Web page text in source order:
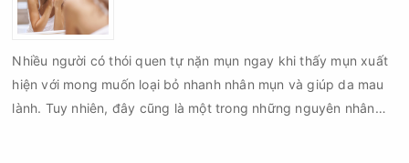
chí là sẹo rỗ. Vậy nặn mụn chuẩn y khoa là gì và một quy trình
đạt tiêu chuẩn cần đáp ứng những yêu cầu nào?
Nhiều người có thói quen tự nặn mụn ngay khi thấy mụn xuất
hiện với mong muốn loại bỏ nhanh nhân mụn và giúp da mau
lành. Tuy nhiên, đây cũng là một trong những nguyên nhân